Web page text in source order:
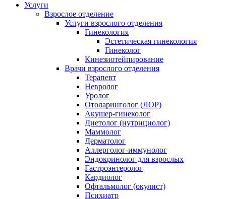
Услуги
Взрослое отделение
Услуги взрослого отделения
Гинекология
Эстетическая гинекология
Гинеколог
Кинезиотейпирование
Врачи взрослого отделения
Терапевт
Невролог
Уролог
Отоларинголог (ЛОР)
Акушер-гинеколог
Диетолог (нутрициолог)
Маммолог
Дерматолог
Аллерголог-иммунолог
Эндокринолог для взрослых
Гастроэнтеролог
Кардиолог
Офтальмолог (окулист)
Психиатр